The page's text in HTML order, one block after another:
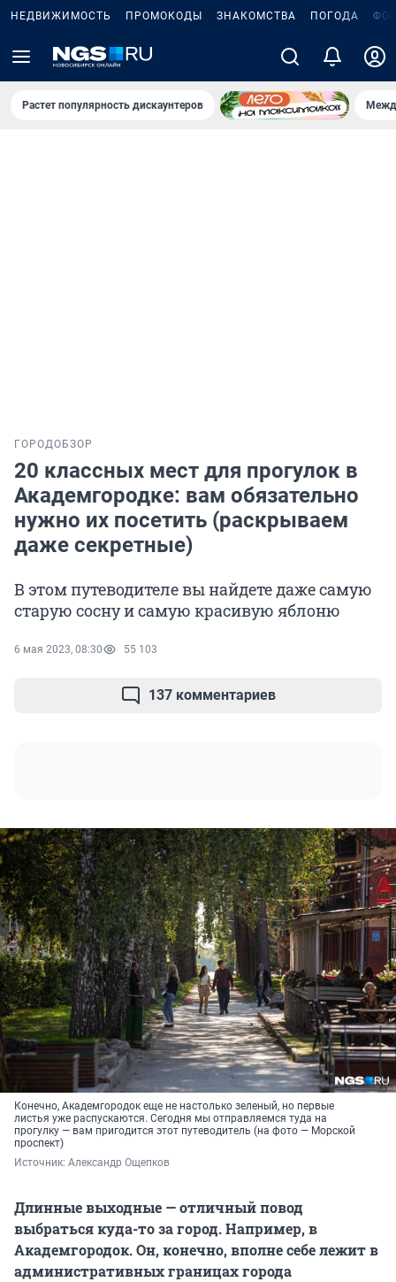
НЕДВИЖИМОСТЬ ПРОМОКОДЫ ЗНАКОМСТВА ПОГОДА
Растет популярность дискаунтеров
ГОРОДОБЗОР
20 классных мест для прогулок в
Академгородке: вам обязательно
нужно их посетить (раскрываем
даже секретные)
В этом путеводителе вы найдете даже самую
старую сосну и самую красивую яблоню
6 мая 2023, 08:30 55 103
137 комментариев
Конечно, Академгородок еще не настолько зеленый, но первые
листья уже распускаются. Сегодня мы отправляемся туда на
прогулку — вам пригодится этот путеводитель (на фото — Морской
проспект)
Источник: Александр Ощепков
Длинные выходные — отличный повод
выбраться куда-то за город. Например, в
Академгородок. Он, конечно, вполне себе лежит в
административных границах города